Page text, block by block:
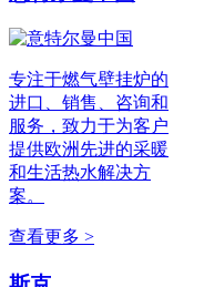
专注于燃气壁挂炉的
进口、销售、咨询和
服务，致力于为客户
提供欧洲先进的采暖
和生活热水解决方
案。
查看更多 >